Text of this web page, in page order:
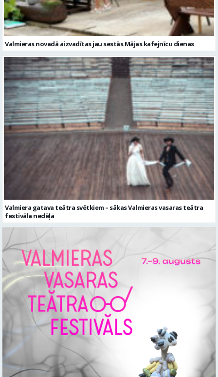
Valmieras novadā aizvadītas jau sestās Mājas kafejnīcu dienas
Valmiera gatava teātra svētkiem – sākas Valmieras vasaras teātra
festivāla nedēļa